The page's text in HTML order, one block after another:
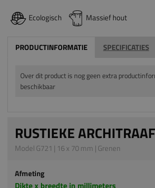
Ecologisch Massief hout
PRODUCTINFORMATIE SPECIFICATIES
Over dit product is nog geen extra
beschikbaar
RUSTIEKE ARCHITRAAF
Model G721 | 16 x 70 mm | Grenen
Afmeting